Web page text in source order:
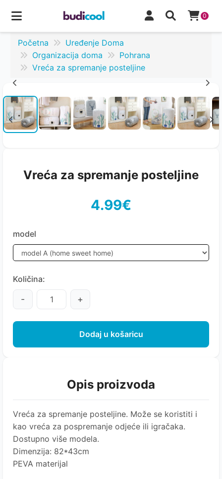
0
Početna
Uređenje Doma
Organizacija doma
Pohrana
Vreća za spremanje posteljine
Vreća za spremanje posteljine
4.99€
model
Količina:
- +
Dodaj u košaricu
Opis proizvoda
Vreća za spremanje posteljine. Može se koristiti i
kao vreća za pospremanje odjeće ili igračaka.
Dostupno više modela.
Dimenzija: 82*43cm
PEVA materijal